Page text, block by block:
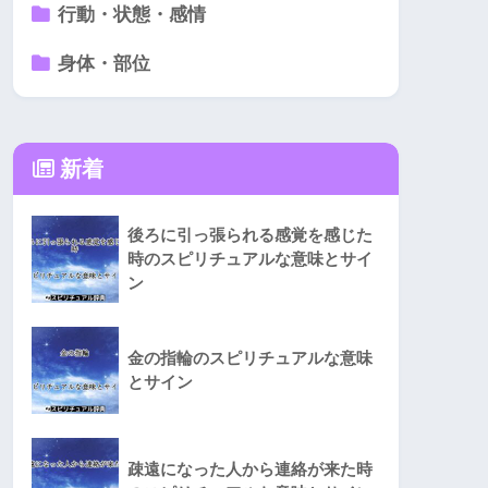
行動・状態・感情
身体・部位
新着
後ろに引っ張られる感覚を感じた
時のスピリチュアルな意味とサイ
ン
金の指輪のスピリチュアルな意味
とサイン
疎遠になった人から連絡が来た時